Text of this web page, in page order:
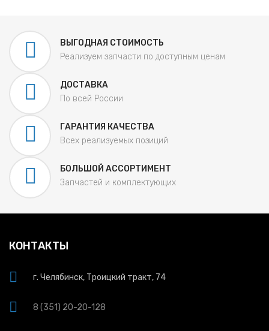
ВЫГОДНАЯ СТОИМОСТЬ
Реализуем запчасти по доступным ценам
ДОСТАВКА
По всей России
ГАРАНТИЯ КАЧЕСТВА
Всех реализуемых позиций
БОЛЬШОЙ АССОРТИМЕНТ
Запчастей и комплектующих
КОНТАКТЫ
г. Челябинск, Троицкий тракт, 74
8 (351) 20-20-128